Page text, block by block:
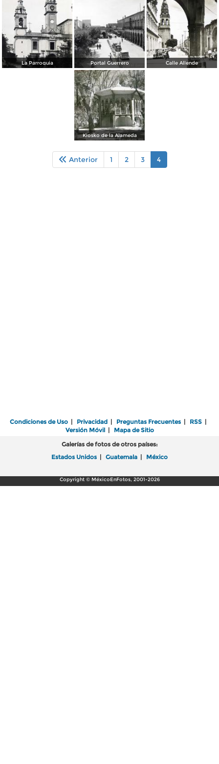
La Parroquia Portal Guerrero Calle Allende
Kiosko de la Alameda
Anterior 1 2 3 4
Condiciones de Uso | Privacidad | Preguntas Frecuentes | RSS |
Versión Móvil| Mapa de Sitio
Galerías de fotos de otros países:
Estados Unidos | Guatemala | México
Copyright © MéxicoEnFotos, 2001-2026